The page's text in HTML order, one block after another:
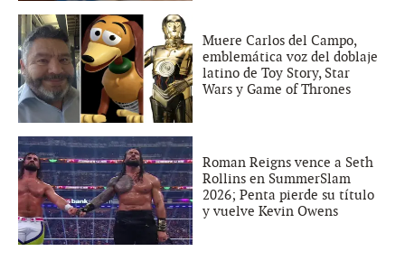
Muere Carlos del Campo,
emblemática voz del doblaje
latino de Toy Story, Star
Wars y Game of Thrones
Roman Reigns vence a Seth
Rollins en SummerSlam
2026; Penta pierde su título
y vuelve Kevin Owens